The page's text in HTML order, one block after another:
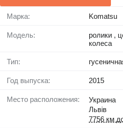
Марка: Komatsu
Модель:
ролики ,
колеса
Тип:
Год выпуска: 2015
Место расположения:
Украина
Львів
7756 км